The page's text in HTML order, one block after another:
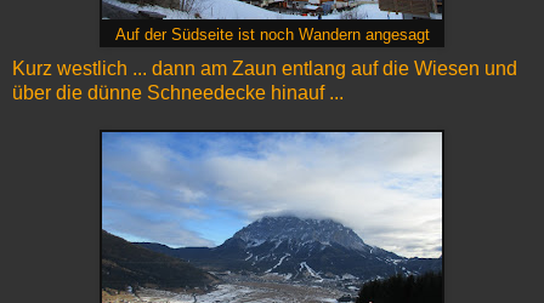
Auf der Südseite ist noch Wandern angesagt
Kurz westlich ... dann am Zaun entlang auf die Wiesen und
über die dünne Schneedecke hinauf ...